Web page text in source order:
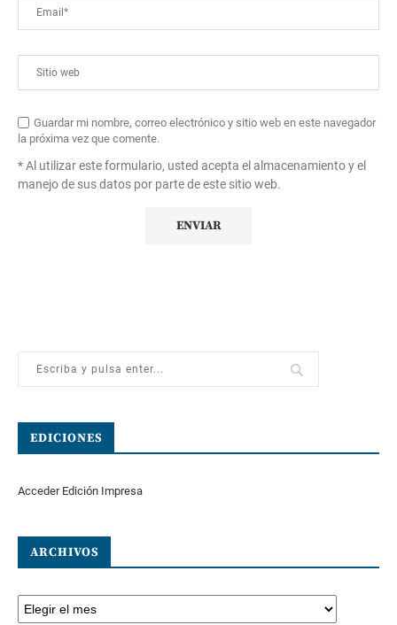
Guardar mi nombre, correo electrónico y sitio web en este navegador
la próxima vez que comente.
* Al utilizar este formulario, usted acepta el almacenamiento y el
manejo de sus datos por parte de este sitio web.
EDICIONES
Acceder Edición Impresa
ARCHIVOS